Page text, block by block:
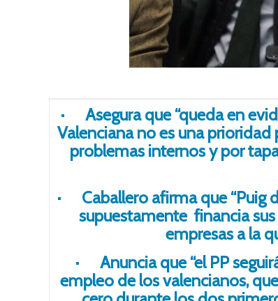
· Asegura que “queda en
Valenciana no es una prioridad
problemas internos y por
· Caballero afirma que “Puig
supuestamente financia
empresas a la
· Anuncia que “el PP
empleo de los valencianos,